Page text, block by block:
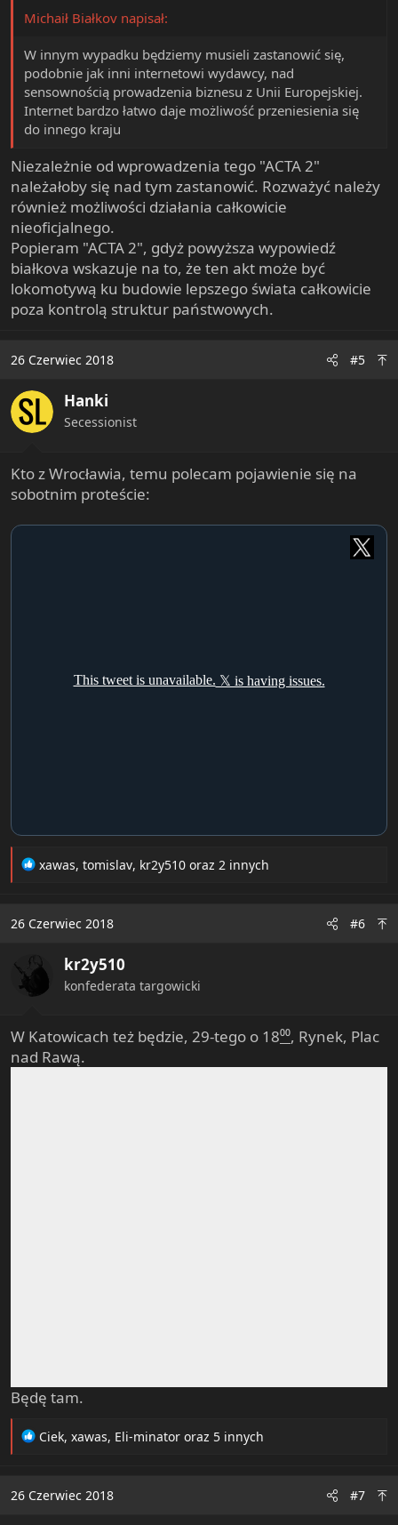
Michaił Białkov napisał:
W innym wypadku będziemy musieli zastanowić się,
podobnie jak inni internetowi wydawcy, nad
sensownością prowadzenia biznesu z Unii Europejskiej.
Internet bardzo łatwo daje możliwość przeniesienia się
do innego kraju
Niezależnie od wprowadzenia tego "ACTA 2"
należałoby się nad tym zastanowić. Rozważyć należy
również możliwości działania całkowicie
nieoficjalnego.
Popieram "ACTA 2", gdyż powyższa wypowiedź
białkova wskazuje na to, że ten akt może być
lokomotywą ku budowie lepszego świata całkowicie
poza kontrolą struktur państwowych.
26 Czerwiec 2018 #5
Hanki
Secessionist
Kto z Wrocławia, temu polecam pojawienie się na
sobotnim proteście:
R
t
o
s
xawas, tomislav, kr2y510 oraz 2 innych
26 Czerwiec 2018 #6
kr2y510
konfederata targowicki
W Katowicach też będzie, 29-tego o 18⁰⁰, Rynek, Plac
nad Rawą.
Będę tam.
R
t
Ciek, xawas, Eli-minator oraz 5 innych
26 Czerwiec 2018 #7